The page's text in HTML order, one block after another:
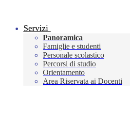
Servizi
Panoramica
Famiglie e studenti
Personale scolastico
Percorsi di studio
Orientamento
Area Riservata ai Docenti